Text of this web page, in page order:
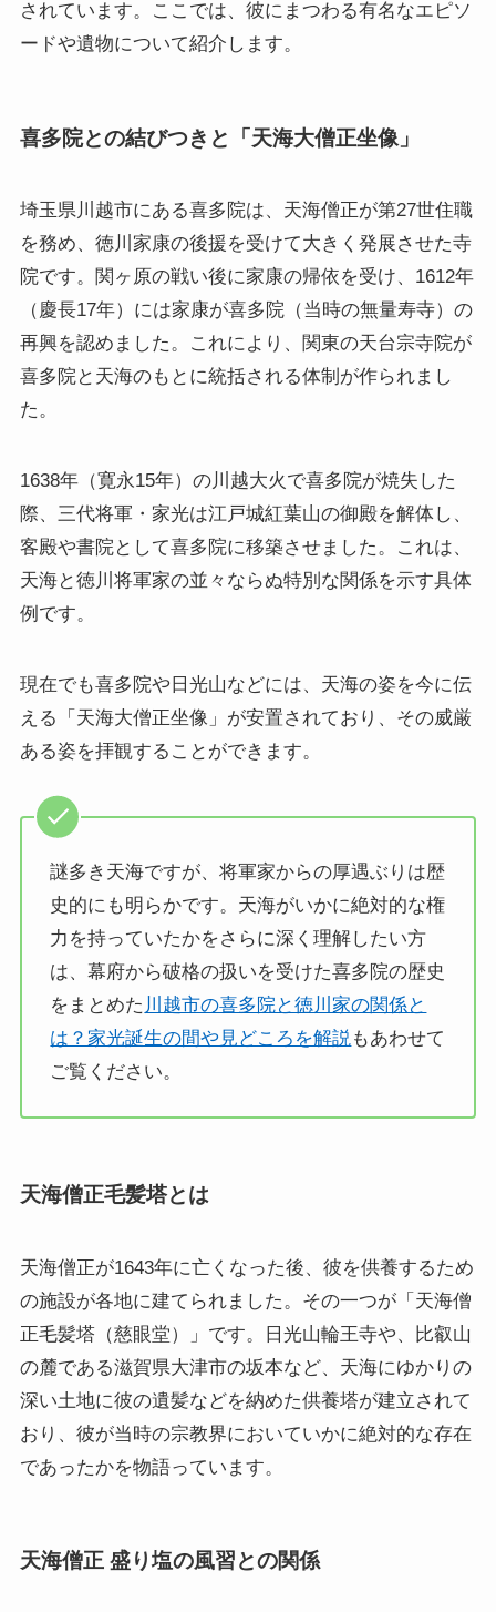
されています。ここでは、彼にまつわる有名なエピソ
ードや遺物について紹介します。
喜多院との結びつきと「天海大僧正坐像」
埼玉県川越市にある喜多院は、天海僧正が第27世住職
を務め、徳川家康の後援を受けて大きく発展させた寺
院です。関ヶ原の戦い後に家康の帰依を受け、1612年
（慶長17年）には家康が喜多院（当時の無量寿寺）の
再興を認めました。これにより、関東の天台宗寺院が
喜多院と天海のもとに統括される体制が作られまし
た。
1638年（寛永15年）の川越大火で喜多院が焼失した
際、三代将軍・家光は江戸城紅葉山の御殿を解体し、
客殿や書院として喜多院に移築させました。これは、
天海と徳川将軍家の並々ならぬ特別な関係を示す具体
例です。
現在でも喜多院や日光山などには、天海の姿を今に伝
える「天海大僧正坐像」が安置されており、その威厳
ある姿を拝観することができます。
謎多き天海ですが、将軍家からの厚遇ぶりは歴
史的にも明らかです。天海がいかに絶対的な権
力を持っていたかをさらに深く理解したい方
は、幕府から破格の扱いを受けた喜多院の歴史
をまとめた 川越市の喜多院と徳川家の関係と
は？家光誕生の間や見どころを解説 もあわせて
ご覧ください。
天海僧正毛髪塔とは
天海僧正が1643年に亡くなった後、彼を供養するため
の施設が各地に建てられました。その一つが「天海僧
正毛髪塔（慈眼堂）」です。日光山輪王寺や、比叡山
の麓である滋賀県大津市の坂本など、天海にゆかりの
深い土地に彼の遺髪などを納めた供養塔が建立されて
おり、彼が当時の宗教界においていかに絶対的な存在
であったかを物語っています。
天海僧正 盛り塩の風習との関係